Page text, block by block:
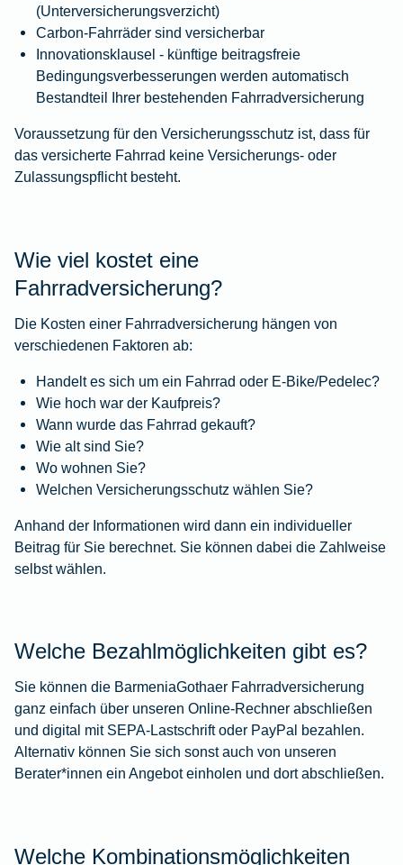
(Unterversicherungsverzicht)
Carbon-Fahrräder sind versicherbar
Innovationsklausel - künftige beitragsfreie
Bedingungsverbesserungen werden automatisch
Bestandteil Ihrer bestehenden Fahrradversicherung
Voraussetzung für den Versicherungsschutz ist, dass für
das versicherte Fahrrad keine Versicherungs- oder
Zulassungspflicht besteht.
Wie viel kostet eine
Fahrradversicherung?
Die Kosten einer Fahrradversicherung hängen von
verschiedenen Faktoren ab:
Handelt es sich um ein Fahrrad oder E-Bike/Pedelec?
Wie hoch war der Kaufpreis?
Wann wurde das Fahrrad gekauft?
Wie alt sind Sie?
Wo wohnen Sie?
Welchen Versicherungsschutz wählen Sie?
Anhand der Informationen wird dann ein individueller
Beitrag für Sie berechnet. Sie können dabei die Zahlweise
selbst wählen.
Welche Bezahlmöglichkeiten gibt es?
Sie können die BarmeniaGothaer Fahrradversicherung
ganz einfach über unseren Online-Rechner abschließen
und digital mit SEPA-Lastschrift oder PayPal bezahlen.
Alternativ können Sie sich sonst auch von unseren
Berater*innen ein Angebot einholen und dort abschließen.
Welche Kombinationsmöglichkeiten